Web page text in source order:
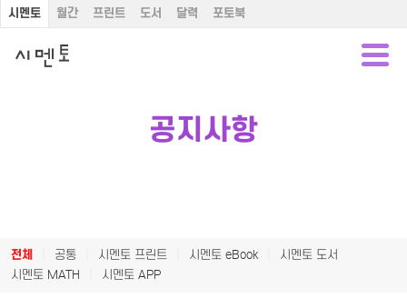
시멘토 월간 프린트 도서 달력 포토북
공지사항
전체 공통 시멘토 프린트 시멘토 eBook
시멘토 도서
시멘토 MATH
시멘토 APP